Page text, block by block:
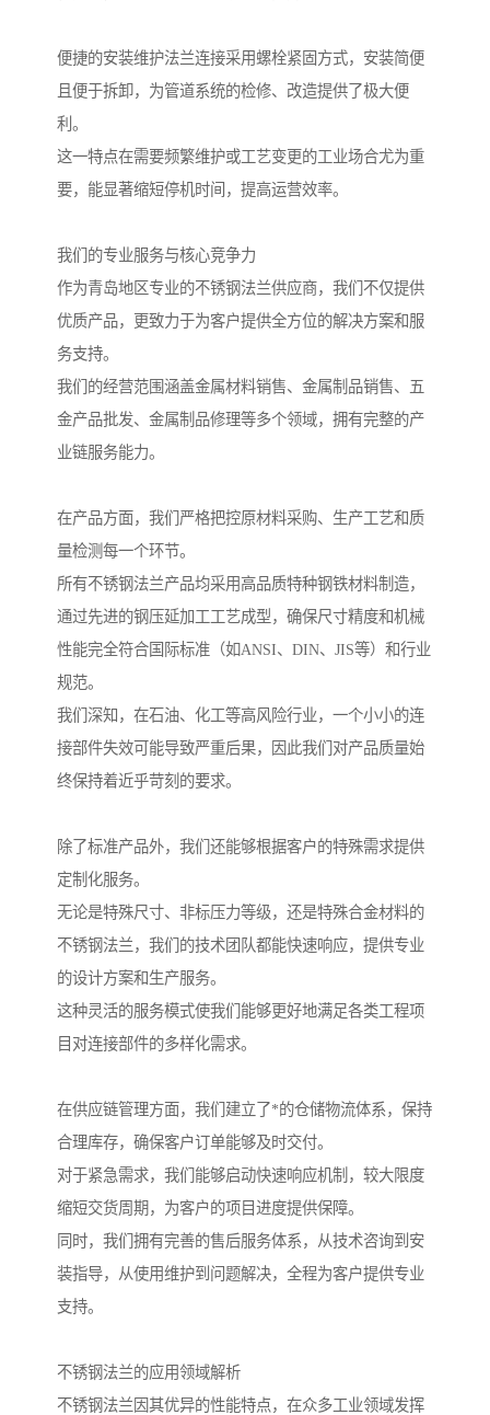
便捷的安装维护法兰连接采用螺栓紧固方式，安装简便
且便于拆卸，为管道系统的检修、改造提供了极大便
利。
这一特点在需要频繁维护或工艺变更的工业场合尤为重
要，能显著缩短停机时间，提高运营效率。
我们的专业服务与核心竞争力
作为青岛地区专业的不锈钢法兰供应商，我们不仅提供
优质产品，更致力于为客户提供全方位的解决方案和服
务支持。
我们的经营范围涵盖金属材料销售、金属制品销售、五
金产品批发、金属制品修理等多个领域，拥有完整的产
业链服务能力。
在产品方面，我们严格把控原材料采购、生产工艺和质
量检测每一个环节。
所有不锈钢法兰产品均采用高品质特种钢铁材料制造，
通过先进的钢压延加工工艺成型，确保尺寸精度和机械
性能完全符合国际标准（如ANSI、DIN、JIS等）和行业
规范。
我们深知，在石油、化工等高风险行业，一个小小的连
接部件失效可能导致严重后果，因此我们对产品质量始
终保持着近乎苛刻的要求。
除了标准产品外，我们还能够根据客户的特殊需求提供
定制化服务。
无论是特殊尺寸、非标压力等级，还是特殊合金材料的
不锈钢法兰，我们的技术团队都能快速响应，提供专业
的设计方案和生产服务。
这种灵活的服务模式使我们能够更好地满足各类工程项
目对连接部件的多样化需求。
在供应链管理方面，我们建立了*的仓储物流体系，保持
合理库存，确保客户订单能够及时交付。
对于紧急需求，我们能够启动快速响应机制，较大限度
缩短交货周期，为客户的项目进度提供保障。
同时，我们拥有完善的售后服务体系，从技术咨询到安
装指导，从使用维护到问题解决，全程为客户提供专业
支持。
不锈钢法兰的应用领域解析
不锈钢法兰因其优异的性能特点，在众多工业领域发挥